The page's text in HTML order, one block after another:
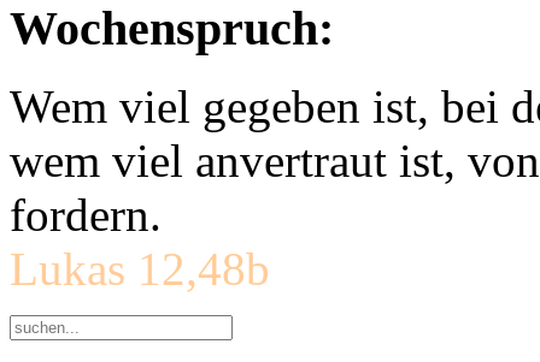
Wochenspruch:
Wem viel gegeben ist, bei
wem viel anvertraut ist,
fordern.
Lukas 12,48b